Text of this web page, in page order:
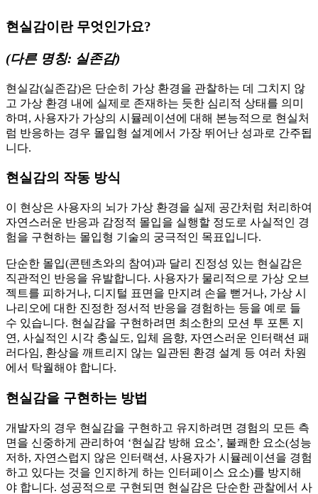
현실감이란 무엇인가요?
(다른 명칭: 실존감)
현실감(실존감)은 단순히 가상 환경을 관찰하는 데 그치지 않
고 가상 환경 내에 실제로 존재하는 듯한 심리적 상태를 의미
하며, 사용자가 가상의 시뮬레이션에 대해 본능적으로 현실처
럼 반응하는 경우 몰입형 설계에서 가장 뛰어난 성과로 간주됩
니다.
현실감의 작동 방식
이 현상은 사용자의 뇌가 가상 환경을 실제 공간처럼 처리하여
자연스러운 반응과 감정적 몰입을 실행할 정도로 사실적인 경
험을 구현하는 몰입형 기술의 궁극적인 목표입니다.
단순한 몰입(콘텐츠와의 참여)과 달리 진정성 있는 현실감은
직관적인 반응을 유발합니다. 사용자가 물리적으로 가상 오브
젝트를 피하거나, 디지털 표면을 만지려 손을 뻗거나, 가상 시
나리오에 대한 진정한 정서적 반응을 경험하는 등을 예로 들
수 있습니다. 현실감을 구현하려면 최소한의 모션 투 포톤 지
연, 사실적인 시각 충실도, 입체 음향, 자연스러운 인터랙션 패
러다임, 환상을 깨트리지 않는 일관된 환경 설계 등 여러 차원
에서 탁월해야 합니다.
현실감을 구현하는 방법
개발자의 경우 현실감을 구현하고 유지하려면 경험의 모든 측
면을 신중하게 관리하여 ‘현실감 방해 요소’, 불쾌한 요소(성능
저하, 자연스럽지 않은 인터랙션, 사용자가 시뮬레이션을 경험
하고 있다는 것을 인지하게 하는 인터페이스 요소)를 방지해
야 합니다. 성공적으로 구현되면 현실감은 단순한 관찰에서 사